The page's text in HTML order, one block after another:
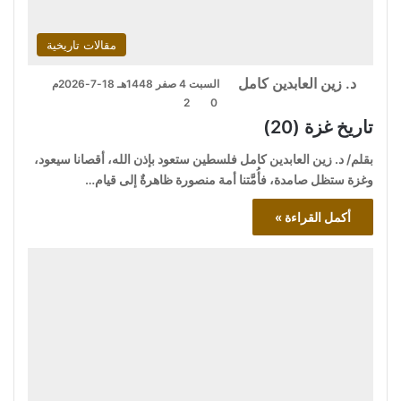
مقالات تاريخية
د. زين العابدين كامل
السبت 4 صفر 1448هـ 18-7-2026م
0
2
تاريخ غزة (20)
بقلم/ د. زين العابدين كامل فلسطين ستعود بإذن الله، أقصانا سيعود،
وغزة ستظل صامدة، فأُمَّتنا أمة منصورة ظاهرةٌ إلى قيام…
أكمل القراءة »